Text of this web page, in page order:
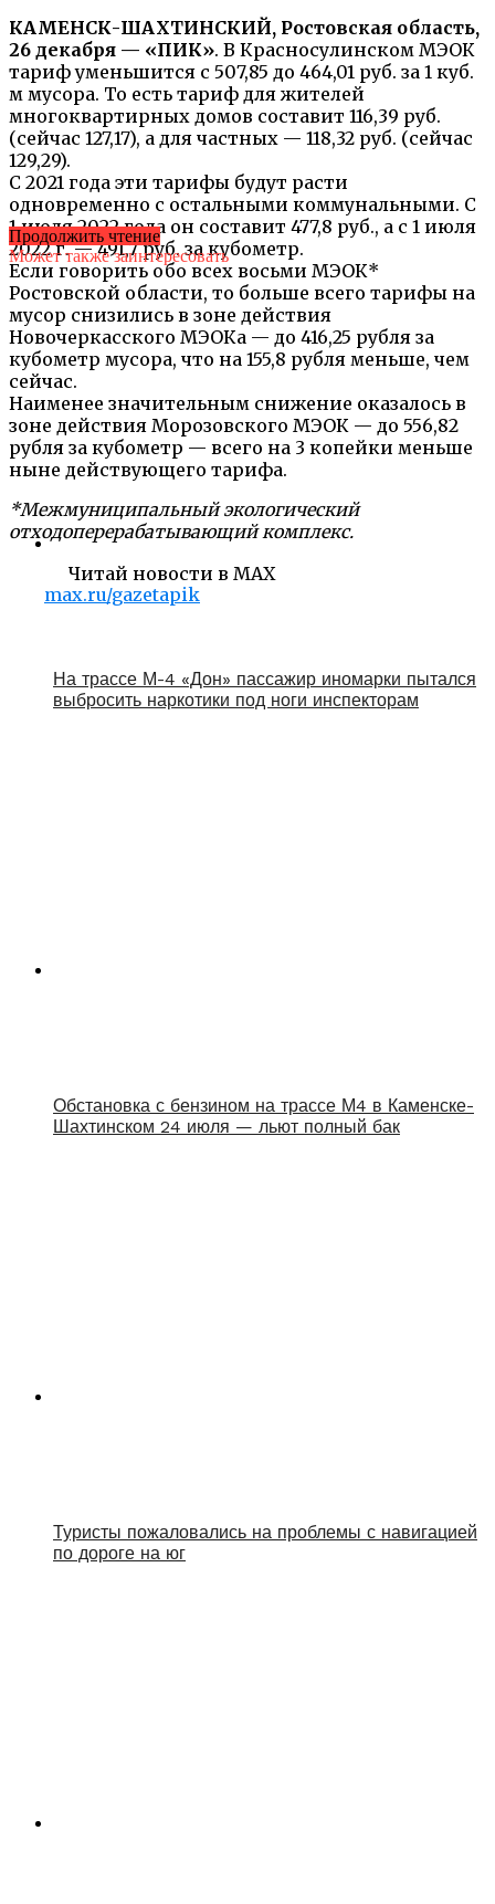
КАМЕНСК-ШАХТИНСКИЙ, Ростовская область,
26 декабря — «ПИК». В Красносулинском МЭОК
тариф уменьшится с 507,85 до 464,01 руб. за 1 куб.
м мусора. То есть тариф для жителей
многоквартирных домов составит 116,39 руб.
(сейчас 127,17), а для частных — 118,32 руб. (сейчас
129,29).
С 2021 года эти тарифы будут расти
одновременно с остальными коммунальными. С
1 июля 2022 года он составит 477,8 руб., а с 1 июля
2022 г. — 491,7 руб. за кубометр.
Если говорить обо всех восьми МЭОК*
Ростовской области, то больше всего тарифы на
мусор снизились в зоне действия
Новочеркасского МЭОКа — до 416,25 рубля за
кубометр мусора, что на 155,8 рубля меньше, чем
сейчас.
Наименее значительным снижение оказалось в
зоне действия Морозовского МЭОК — до 556,82
рубля за кубометр — всего на 3 копейки меньше
ныне действующего тарифа.
*Межмуниципальный экологический
отходоперерабатывающий комплекс.
Читай новости в MAX
max.ru/gazetapik
Продолжить чтение
Может также заинтересовать
На трассе М-4 «Дон» пассажир иномарки пытался
выбросить наркотики под ноги инспекторам
Обстановка с бензином на трассе М4 в Каменске-
Шахтинском 24 июля — льют полный бак
Туристы пожаловались на проблемы с навигацией
по дороге на юг